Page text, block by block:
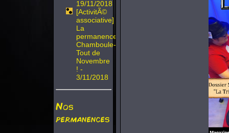
19/11/2018
[ActivitÃ©
associative]
La
permanence
Chamboule-
Tout de
Novembre
! -
3/11/2018
Nos
permanences